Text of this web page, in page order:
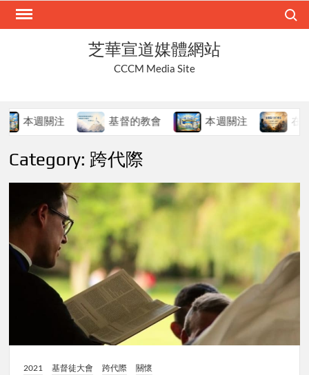
Skip
芝華宣道媒體網站
CCCM Media Site
本週關注 基督的教會 本週關注 在變局
Category: 跨代際
2021 基督徒大會 跨代際 關懷